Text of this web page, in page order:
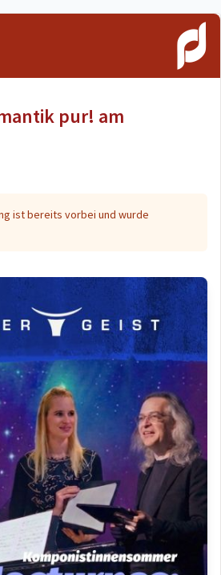
pur! am
ist bereits vorbei und wurde